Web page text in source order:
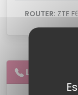
ROUTER: ZTE
Llamadas